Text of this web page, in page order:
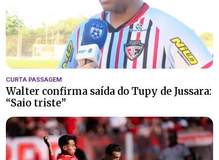
CURTA PASSAGEM
Walter confirma saída do Tupy de Jussara:
“Saio triste”